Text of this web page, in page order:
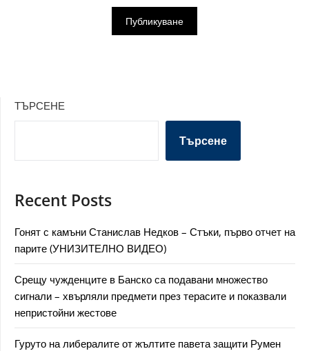
ТЪРСЕНЕ
Търсене
Recent Posts
Гонят с камъни Станислав Недков – Стъки, първо отчет на
парите (УНИЗИТЕЛНО ВИДЕО)
Срещу чужденците в Банско са подавани множество
сигнали – хвърляли предмети през терасите и показвали
непристойни жестове
Гуруто на либералите от жълтите павета защити Румен